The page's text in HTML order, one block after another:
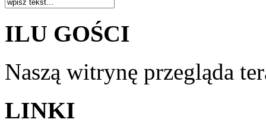
ILU GOŚCI
Naszą witrynę przegląda
LINKI